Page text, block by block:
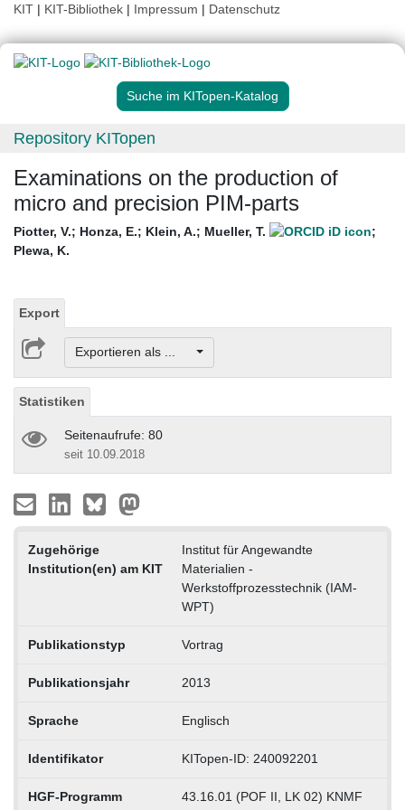
KIT | KIT-Bibliothek | Impressum | Datenschutz
Suche im KITopen-Katalog
Repository KITopen
Examinations on the production of
micro and precision PIM-parts
Piotter, V.; Honza, E.; Klein, A.; Mueller, T.
;
Plewa, K.
Export
Exportieren als ...
Statistiken
Seitenaufrufe: 80
seit 10.09.2018
Zugehörige
Institution(en) am KIT
Institut für Angewandte
Materialien -
Werkstoffprozesstechnik (IAM-
WPT)
Publikationstyp Vortrag
Publikationsjahr 2013
Sprache Englisch
Identifikator KITopen-ID: 240092201
HGF-Programm
43.16.01 (POF II, LK 02) KNMF